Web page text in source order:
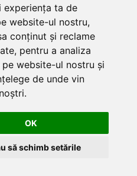
experiența ta de
website-ul nostru,
conținut și reclame
pentru a analiza
website-ul nostru și
de unde vin
OK
să schimb setările
MEU
LIVRARE
CONDITII